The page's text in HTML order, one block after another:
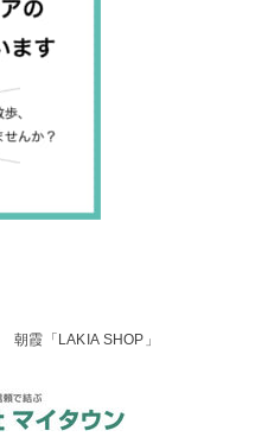
朝霞「LAKIA SHOP」